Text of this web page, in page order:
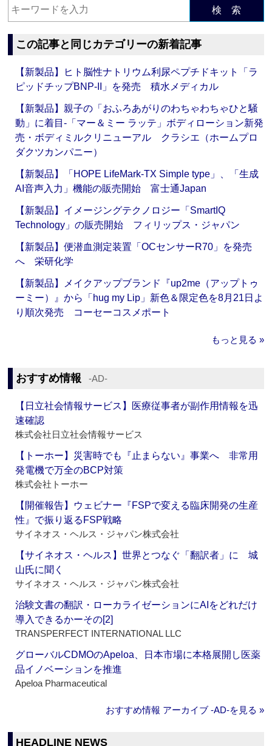
検 索
この記事と同じカテゴリーの新着記事
【新製品】ヒト脳性ナトリウム利尿ペプチドキット「ラ
ピッドチップBNP-II」を発売 積水メディカル
【新製品】親子の「おふろあがりのわちゃわちゃひと騒
動」に着目‐「マー＆ミー ラッテ」ボディローション新発
売・ボディミルクリニューアル クラシエ（ホームプロ
ダクツカンパニー）
【新製品】「HOPE LifeMark-TX Simple type」、「生成
AI音声入力」機能の販売開始 富士通Japan
【新製品】イメージングテクノロジー「SmartIQ
Technology」の販売開始 フィリップス・ジャパン
【新製品】便潜血測定装置「OCセンサーR70」を発売
へ 栄研化学
【新製品】メイクアップブランド『up2me（アップトゥ
ーミー）』から「hug my Lip」新色＆限定色を8月21日よ
り順次発売 コーセーコスメポート
もっと見る »
おすすめ情報 ‐AD‐
【日立社会情報サービス】医療従事者が副作用情報を迅
速確認
株式会社日立社会情報サービス
【トーホー】災害時でも『止まらない』事業へ 非常用
発電機で万全のBCP対策
株式会社トーホー
【開催報告】ウェビナー『FSPで変える臨床開発の生産
性』で振り返るFSP戦略
サイネオス・ヘルス・ジャパン株式会社
【サイネオス・ヘルス】世界とつなぐ「翻訳者」に 城
山氏に聞く
サイネオス・ヘルス・ジャパン株式会社
治験文書の翻訳・ローカライゼーションにAIをどれだけ
導入できるかーその[2]
TRANSPERFECT INTERNATIONAL LLC
グローバルCDMOのApeloa、日本市場に本格展開し医薬
品イノベーションを推進
Apeloa Pharmaceutical
おすすめ情報 アーカイブ ‐AD‐を見る »
HEADLINE NEWS